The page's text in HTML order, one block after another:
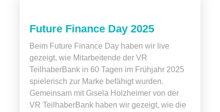
Future Finance Day 2025
Beim Future Finance Day haben wir live
gezeigt, wie Mitarbeitende der VR
TeilhaberBank in 60 Tagen im Frühjahr 2025
spielerisch zur Marke befähigt wurden.
Gemeinsam mit Gisela Holzheimer von der
VR TeilhaberBank haben wir gezeigt, wie die